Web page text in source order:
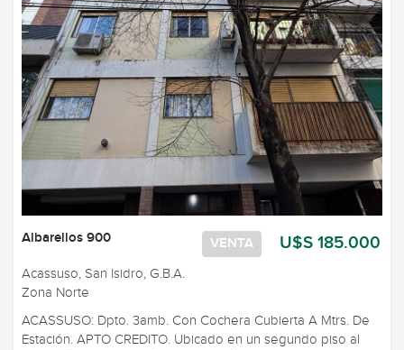
U$S 185.000
VENTA
Albarellos 900
Acassuso, San Isidro, G.B.A.
Zona Norte
ACASSUSO: Dpto. 3amb. Con Cochera Cubierta A Mtrs. De
Estación. APTO CREDITO. Ubicado en un segundo piso al